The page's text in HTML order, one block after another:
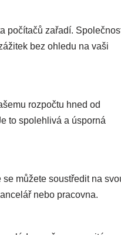
počítačů zařadí.
bez ohledu na vaši
rozpočtu hned od
to spolehlivá a úsporná
můžete soustředit na
nebo pracovna.